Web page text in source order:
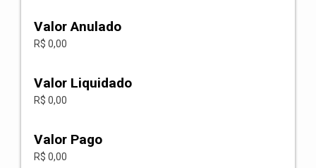
Valor Anulado
R$ 0,00
Valor Liquidado
R$ 0,00
Valor Pago
R$ 0,00